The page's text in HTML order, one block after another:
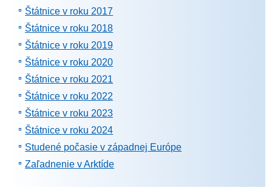
Štátnice v roku 2017
Štátnice v roku 2018
Štátnice v roku 2019
Štátnice v roku 2020
Štátnice v roku 2021
Štátnice v roku 2022
Štátnice v roku 2023
Štátnice v roku 2024
Studené počasie v západnej Európe
Zaľadnenie v Arktíde